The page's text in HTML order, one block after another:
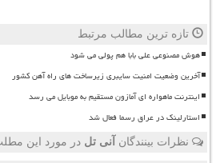
تازه ترین مطالب مرتبط
هوش مصنوعی علی بابا هم پولی می شود
آخرین وضعیت امنیت سایبری زیرساخت های راه آهن کشور
اینترنت ماهواره ای آمازون مستقیم به موبایل می رسد
استارلینک در عراق رسما فعال شد
نظرات بینندگان آنی تل در مورد این